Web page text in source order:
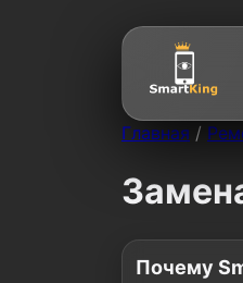
Главная /
Почему